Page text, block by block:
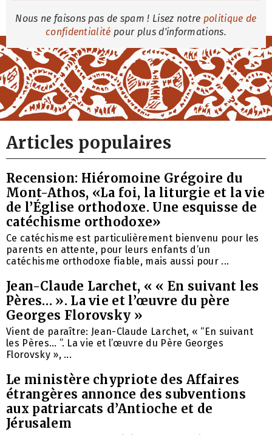
Nous ne faisons pas de spam ! Lisez notre politique de
confidentialité pour plus d'informations.
Articles populaires
Recension: Hiéromoine Grégoire du
Mont-Athos, «La foi, la liturgie et la vie
de l’Église orthodoxe. Une esquisse de
catéchisme orthodoxe»
Ce catéchisme est particulièrement bienvenu pour les
parents en attente, pour leurs enfants d’un
catéchisme orthodoxe fiable, mais aussi pour ...
Jean-Claude Larchet, « « En suivant les
Pères… ». La vie et l’œuvre du père
Georges Florovsky »
Vient de paraître: Jean-Claude Larchet, « “En suivant
les Pères… ”. La vie et l’œuvre du Père Georges
Florovsky », ...
Le ministère chypriote des Affaires
étrangères annonce des subventions
aux patriarcats d’Antioche et de
Jérusalem